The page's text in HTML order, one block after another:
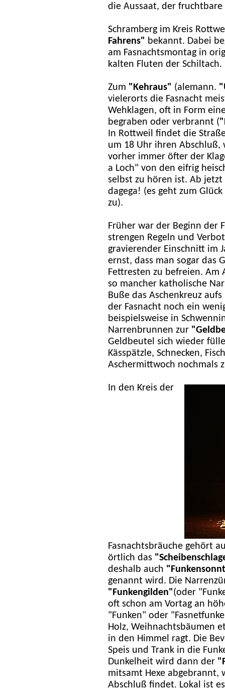
die Aussaat, der
Schramberg im Kreis
Fahrens" bekannt. Dabei
am Fasnachtsmontag in
kalten Fluten der Schiltach.
Zum "Kehraus" (alemann.
vielerorts die Fasnacht
Wehklagen, oft in Form
begraben oder verbrannt (
In Rottweil findet die
um 18 Uhr ihren Abschluß,
vorher immer öfter der
a Loch" von den eifrig
selbst zu hören ist. Ab
dagega! (es geht zum
zu).
Früher war der Beginn der
strengen Regeln und
gravierender Einschnitt im
ernst, dass man sogar das
Fettresten zu befreien. Am
so mancher katholische
Buße das Aschenkreuz
der Fasnacht noch ein
beispielsweise in
Narrenbrunnen zur
Geldbeutel sich wieder
Kässpätzle, Schnecken,
Aschermittwoch nochmals
In den Kreis der
Fasnachtsbräuche gehört
örtlich das
deshalb auch
genannt wird. Die
"Funkengilden"(oder
oft schon am Vortag an
"Funken" oder
Holz, Weihnachtsbäumen
in den Himmel ragt. Die
Speis und Trank in die
Dunkelheit wird dann der
mitsamt Hexe abgebrannt,
Abschluß findet. Lokal ist